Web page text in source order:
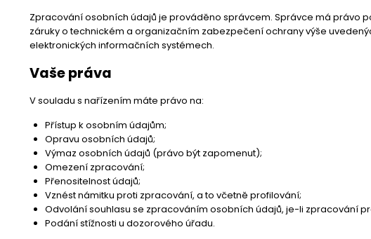
Zpracování osobních údajů je prováděno správcem. Správce má právo
záruky o technickém a organizačním zabezpečení ochrany výše
elektronických informačních systémech.
Vaše práva
V souladu s nařízením máte právo na:
Přístup k osobním údajům;
Opravu osobních údajů;
Výmaz osobních údajů (právo být zapomenut);
Omezení zpracování;
Přenositelnost údajů;
Vznést námitku proti zpracování, a to včetně profilování;
Odvolání souhlasu se zpracováním osobních údajů, je-li zpracování
Podání stížnosti u dozorového úřadu.